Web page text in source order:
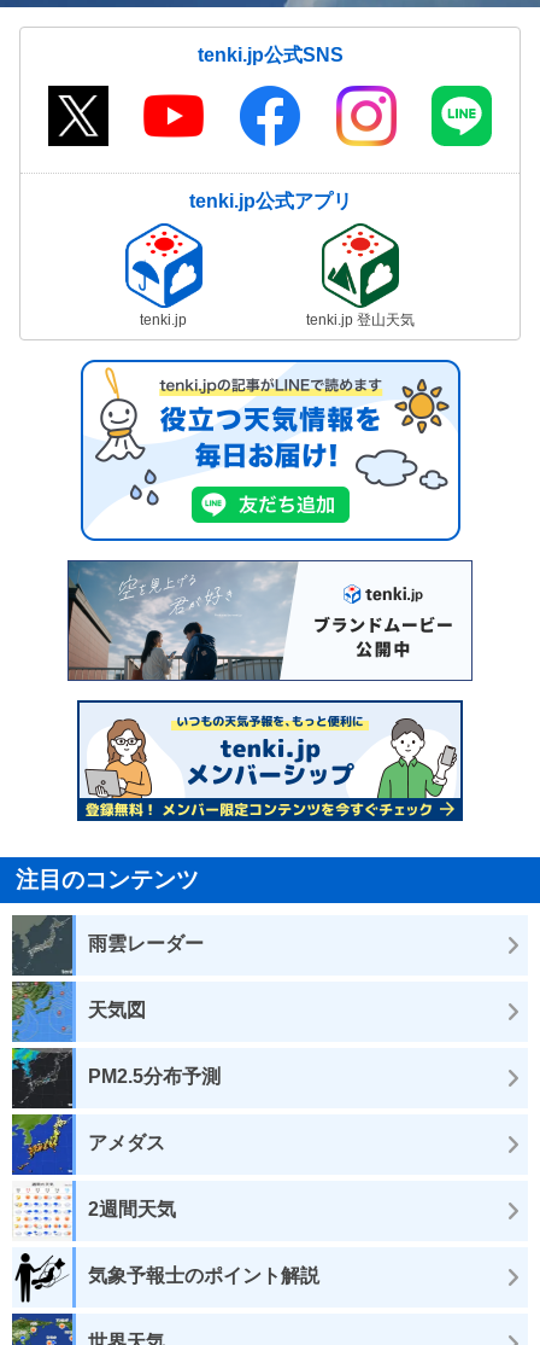
tenki.jp公式SNS
tenki.jp公式アプリ
tenki.jp tenki.jp 登山天気
注目のコンテンツ
雨雲レーダー
天気図
PM2.5分布予測
アメダス
2週間天気
気象予報士のポイント解説